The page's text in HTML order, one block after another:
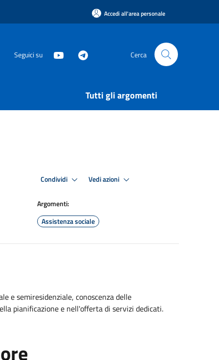
Accedi all'area personale
Seguici su Cerca
Tutti gli argomenti
Condividi Vedi azioni
Argomenti:
Assistenza sociale
e semiresidenziale, conoscenza delle
pianificazione e nell'offerta di servizi dedicati.